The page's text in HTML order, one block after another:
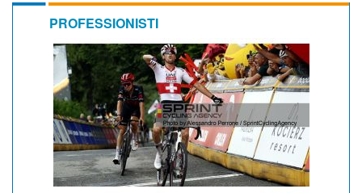
PROFESSIONISTI